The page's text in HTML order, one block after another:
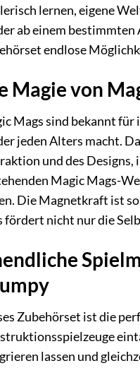
lernen, eigene
ab einem
endlose
Magie von
Mags sind bekannt
jeden Alters macht.
und des
Magic Mags-
Die Magnetkraft ist
fördert nicht nur die
Zubehörset ist die
lassen und